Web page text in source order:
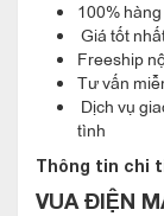
thống máy lọc
máy lọc bao
Hệ thống lọc
100%
Giá tốt
Freeship
Tư vấn
Dịch vụ
tình
Thông tin chi
VUA ĐIỆN